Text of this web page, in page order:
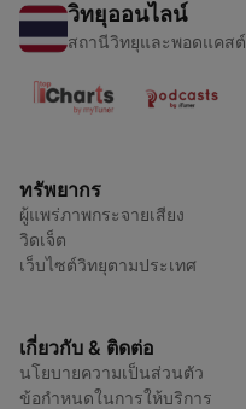
วิทยุออนไลน์
สถานีวิทยุและพอดแคสต์
ทรัพยากร
ผู้แพร่ภาพกระจายเสียง
วิดเจ็ต
เว็บไซต์วิทยุตามประเทศ
เกี่ยวกับ & ติดต่อ
นโยบายความเป็นส่วนตัว
ข้อกำหนดในการให้บริการ